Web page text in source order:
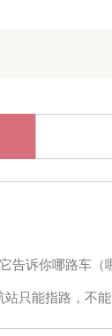
告诉你哪路车
只能指路，不能